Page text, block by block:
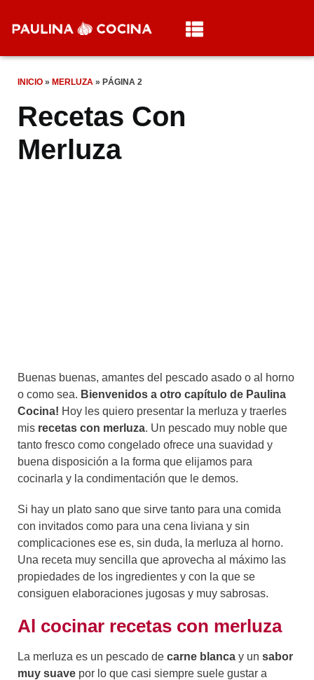
INICIO » MERLUZA » PÁGINA 2
Recetas Con
Merluza
Buenas buenas, amantes del pescado asado o al horno
o como sea. Bienvenidos a otro capítulo de Paulina
Cocina! Hoy les quiero presentar la merluza y traerles
mis recetas con merluza. Un pescado muy noble que
tanto fresco como congelado ofrece una suavidad y
buena disposición a la forma que elijamos para
cocinarla y la condimentación que le demos.
Si hay un plato sano que sirve tanto para una comida
con invitados como para una cena liviana y sin
complicaciones ese es, sin duda, la merluza al horno.
Una receta muy sencilla que aprovecha al máximo las
propiedades de los ingredientes y con la que se
consiguen elaboraciones jugosas y muy sabrosas.
Al cocinar recetas con merluza
La merluza es un pescado de carne blanca y un sabor
muy suave por lo que casi siempre suele gustar a